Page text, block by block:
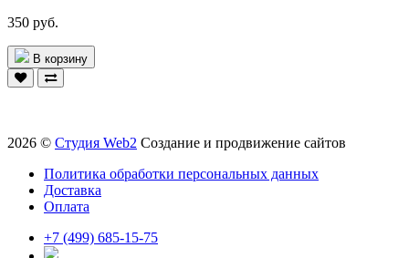
350 руб.
В корзину
2026 © Студия Web2 Создание и продвижение сайтов
Политика обработки персональных данных
Доставка
Оплата
+7 (499) 685-15-75